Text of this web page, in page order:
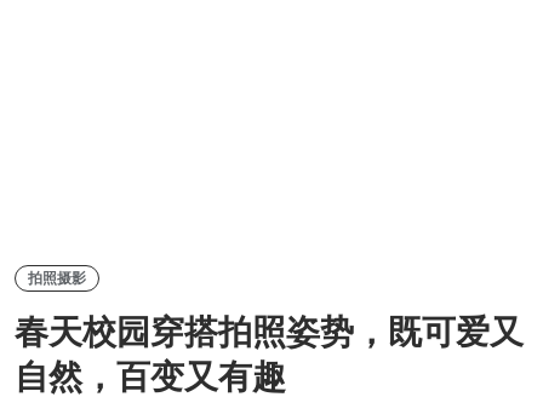
拍照摄影
春天校园穿搭拍照姿势，既可爱又
自然，百变又有趣